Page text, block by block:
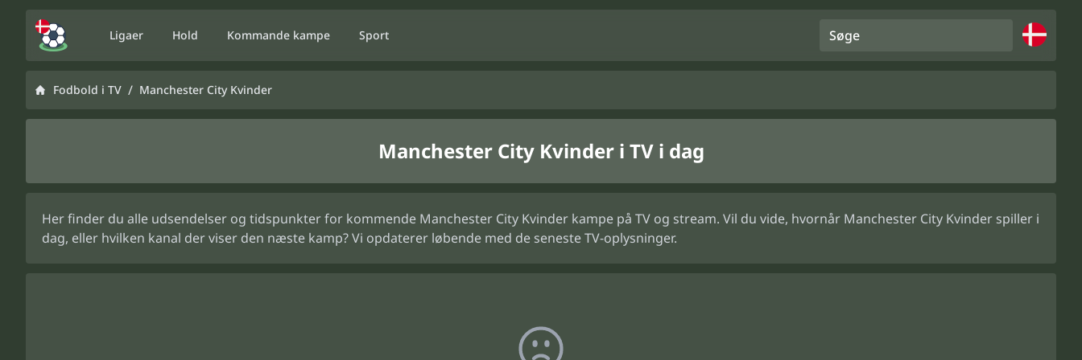
Ligaer Hold Kommande kampe Sport Søge
Fodbold i TV / Manchester City Kvinder
Manchester City Kvinder i TV i dag
Her finder du alle udsendelser og tidspunkter for kommende Manchester City Kvinder kampe på TV og stream. Vil du vide, hvornår Manchester City Kvinder spiller i
dag, eller hvilken kanal der viser den næste kamp? Vi opdaterer løbende med de seneste TV-oplysninger.